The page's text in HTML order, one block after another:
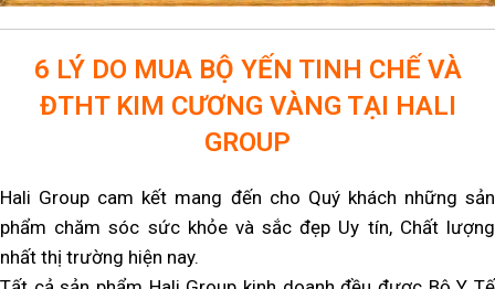
6 LÝ DO MUA BỘ YẾN TINH CHẾ VÀ
ĐTHT KIM CƯƠNG VÀNG TẠI HALI
GROUP
Hali Group cam kết mang đến cho Quý khách những sản
phẩm chăm sóc sức khỏe và sắc đẹp Uy tín, Chất lượng
nhất thị trường hiện nay.